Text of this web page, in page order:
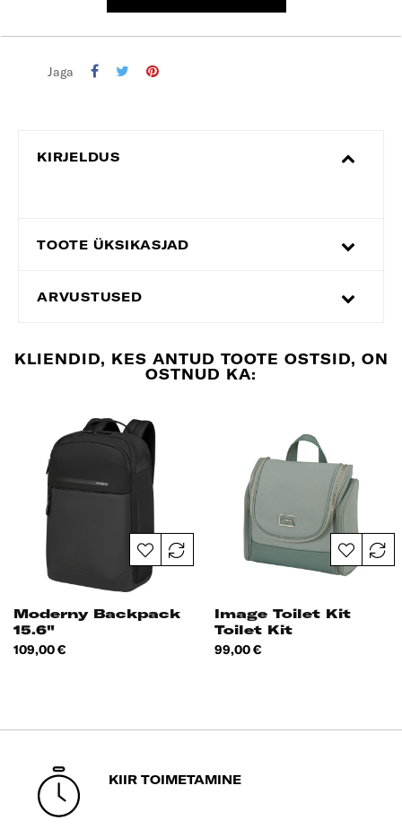
Jaga
KIRJELDUS
TOOTE ÜKSIKASJAD
ARVUSTUSED
KLIENDID, KES ANTUD TOOTE OSTSID, ON
OSTNUD KA:
Moderny Backpack
15.6"
Hind
109,00 €
Image Toilet Kit
Toilet Kit
Hind
99,00 €
KIIR TOIMETAMINE